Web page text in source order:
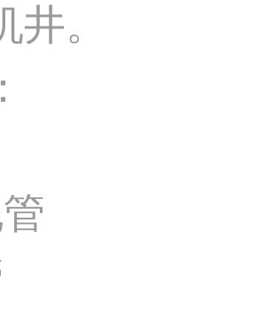
。